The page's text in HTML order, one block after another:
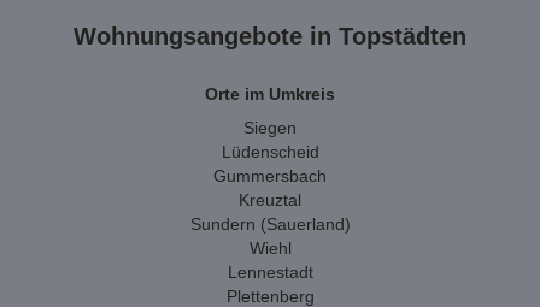
Wohnungsangebote in Topstädten
Orte im Umkreis
Siegen
Lüdenscheid
Gummersbach
Kreuztal
Sundern (Sauerland)
Wiehl
Lennestadt
Plettenberg